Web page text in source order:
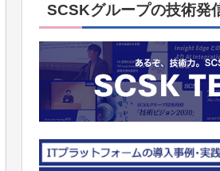
SCSKグループの技術発